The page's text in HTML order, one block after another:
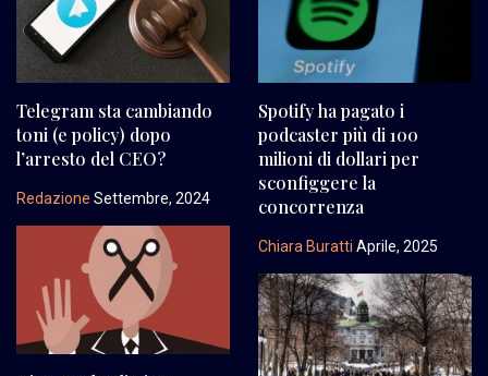
Telegram sta cambiando
toni (e policy) dopo
l’arresto del CEO?
Redazione Settembre, 2024
Spotify ha pagato i
podcaster più di 100
milioni di dollari per
sconfiggere la
concorrenza
Chiara Buratti Aprile, 2025